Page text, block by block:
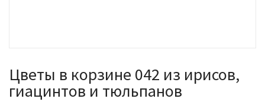
Цветы в корзине 042 из ирисов,
гиацинтов и тюльпанов